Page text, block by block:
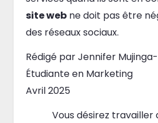
site webne doit pas être
des réseaux sociaux.
Rédigé par Jennifer
Étudiante en Marketing
Avril 2025
Vous désirez travailler